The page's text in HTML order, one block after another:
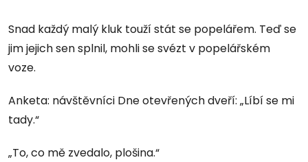
Snad každý malý kluk touží stát se popelářem. Teď se
jim jejich sen splnil, mohli se svézt v popelářském
voze.
Anketa: návštěvníci Dne otevřených dveří: „Líbí se mi
tady.“
„To, co mě zvedalo, plošina.“